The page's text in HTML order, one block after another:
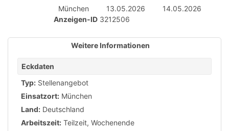
München 13.05.2026
14.05.2026
Anzeigen-ID 3212506
Weitere Informationen
Eckdaten
Typ: Stellenangebot
Einsatzort: München
Land: Deutschland
Arbeitszeit: Teilzeit, Wochenende